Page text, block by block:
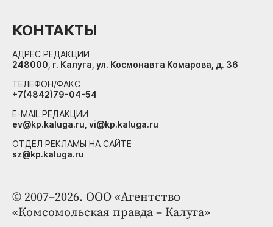
© 2007–2026. ООО «Агентство
«Комсомольская правда – Калуга»
КОНТАКТЫ
АДРЕС РЕДАКЦИИ
248000, г. Калуга, ул. Космонавта Комарова, д. 36
ТЕЛЕФОН/ФАКС
+7(4842)79-04-54
E-MAIL РЕДАКЦИИ
ev@kp.kaluga.ru, vi@kp.kaluga.ru
ОТДЕЛ РЕКЛАМЫ НА САЙТЕ
sz@kp.kaluga.ru